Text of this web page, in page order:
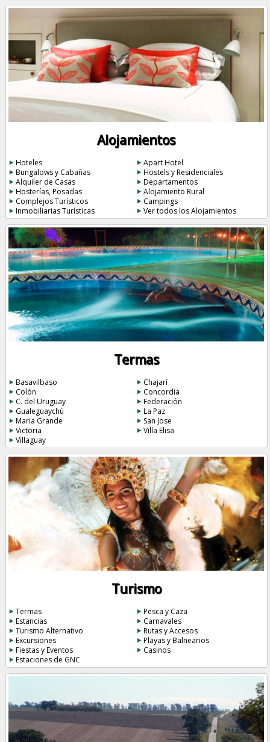
Alojamientos
Hoteles
Apart Hotel
Bungalows y Cabañas
Hostels y Residenciales
Alquiler de Casas
Departamentos
Hosterías, Posadas
Alojamiento Rural
Complejos Turísticos
Campings
Inmobiliarias Turísticas
Ver todos los Alojamientos
Termas
Basavilbaso
Chajarí
Colón
Concordia
C. del Uruguay
Federación
Gualeguaychú
La Paz
Maria Grande
San Jose
Victoria
Villa Elisa
Villaguay
Turismo
Termas
Pesca y Caza
Estancias
Carnavales
Turismo Alternativo
Rutas y Accesos
Excursiones
Playas y Balnearios
Fiestas y Eventos
Casinos
Estaciones de GNC